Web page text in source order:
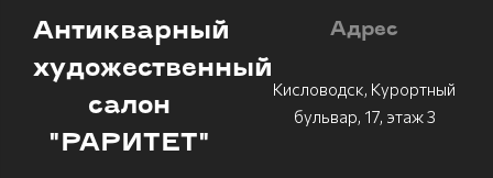
Антикварный
художественный
салон
"РАРИТЕТ"
Адрес
Кисловодск, Курортный
бульвар, 17, этаж 3